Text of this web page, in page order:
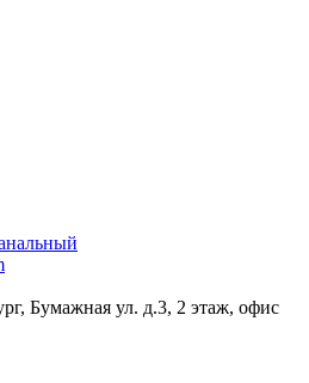
Бумажная ул. д.3, 2 этаж, офис